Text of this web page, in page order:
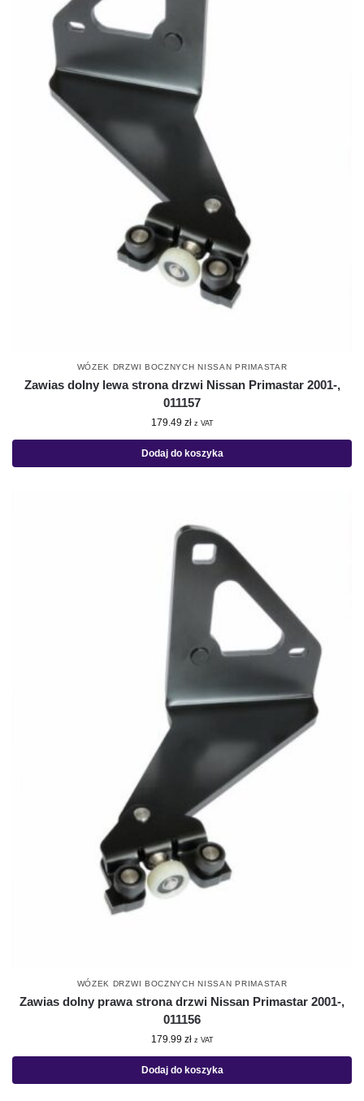
WÓZEK DRZWI BOCZNYCH NISSAN PRIMASTAR
Zawias dolny lewa strona drzwi Nissan Primastar 2001-,
011157
179.49 zł z VAT
Dodaj do koszyka
WÓZEK DRZWI BOCZNYCH NISSAN PRIMASTAR
Zawias dolny prawa strona drzwi Nissan Primastar 2001-,
011156
179.99 zł z VAT
Dodaj do koszyka